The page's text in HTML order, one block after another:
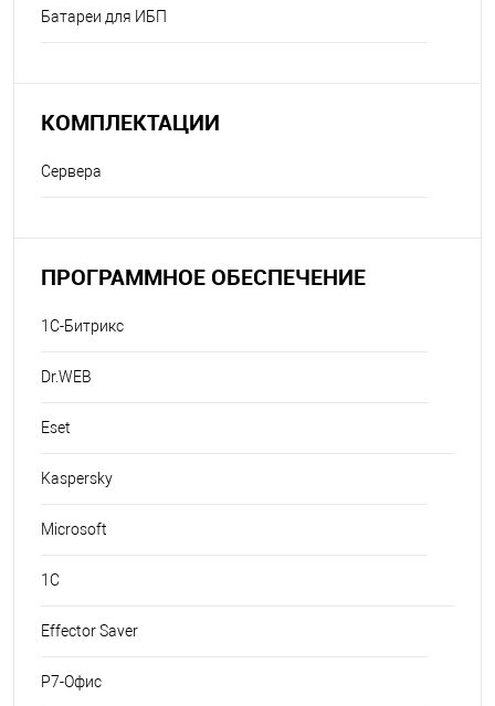
Батареи для ИБП
КОМПЛЕКТАЦИИ
Сервера
ПРОГРАММНОЕ ОБЕСПЕЧЕНИЕ
1С-Битрикс
Dr.WEB
Eset
Kaspersky
Microsoft
1C
Effector Saver
Р7-Офис